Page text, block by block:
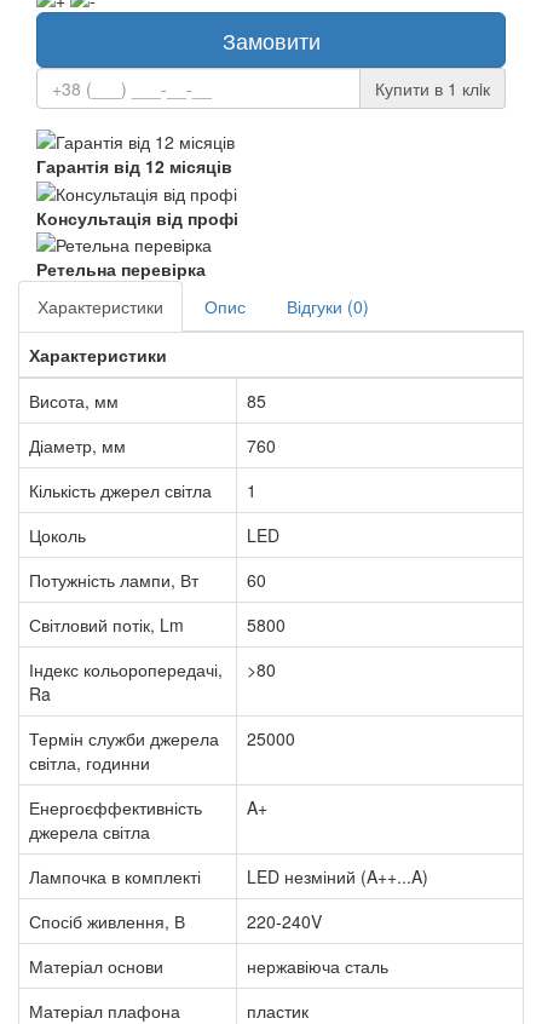
Замовити
Купити в 1 клiк
Гарантія від 12 місяців
Консультація від профі
Ретельна перевірка
Характеристики
Опис
Відгуки (0)
Характеристики
Висота, мм
85
Діаметр, мм
760
Кількість джерел світла
1
Цоколь
LED
Потужність лампи, Вт
60
Світловий потік, Lm
5800
Індекс кольоропередачі,
Ra
>80
Термін служби джерела
світла, годинни
25000
Енергоєффективність
джерела світла
A+
Лампочка в комплекті
LED незміний (A++...A)
Спосіб живлення, В
220-240V
Матеріал основи
нержавіюча сталь
Матеріал плафона
пластик